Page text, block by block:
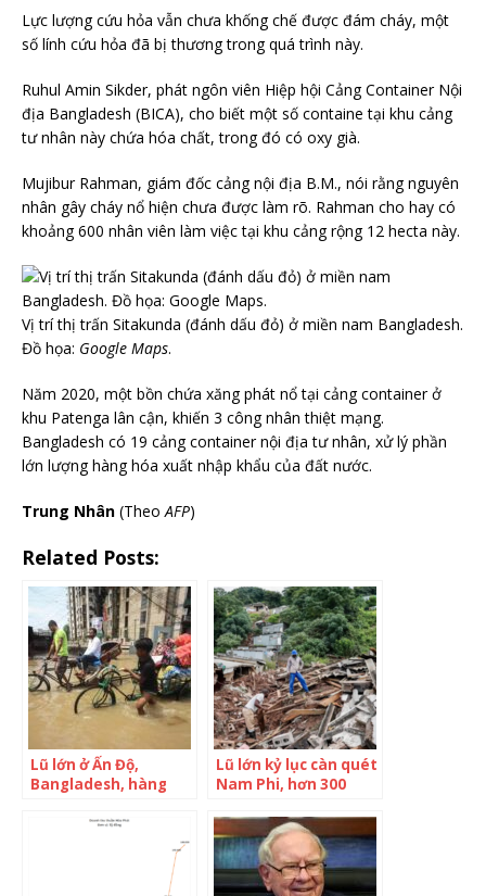
Lực lượng cứu hỏa vẫn chưa khống chế được đám cháy, một
số lính cứu hỏa đã bị thương trong quá trình này.
Ruhul Amin Sikder, phát ngôn viên Hiệp hội Cảng Container Nội
địa Bangladesh (BICA), cho biết một số containe tại khu cảng
tư nhân này chứa hóa chất, trong đó có oxy già.
Mujibur Rahman, giám đốc cảng nội địa B.M., nói rằng nguyên
nhân gây cháy nổ hiện chưa được làm rõ. Rahman cho hay có
khoảng 600 nhân viên làm việc tại khu cảng rộng 12 hecta này.
Vị trí thị trấn Sitakunda (đánh dấu đỏ) ở miền nam Bangladesh.
Đồ họa: Google Maps.
Năm 2020, một bồn chứa xăng phát nổ tại cảng container ở
khu Patenga lân cận, khiến 3 công nhân thiệt mạng.
Bangladesh có 19 cảng container nội địa tư nhân, xử lý phần
lớn lượng hàng hóa xuất nhập khẩu của đất nước.
Trung Nhân (Theo AFP)
Related Posts:
Lũ lớn ở Ấn Độ,
Bangladesh, hàng
Lũ lớn kỷ lục càn quét
Nam Phi, hơn 300